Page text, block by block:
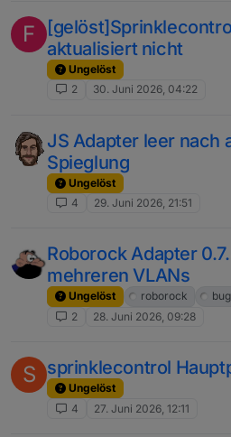
F
aktualisiert nicht
Ungelöst
2
30. Juni 2026, 04:22
JS Adapter leer nach
Spieglung
Ungelöst
4
29. Juni 2026, 21:51
Roborock Adapter
mehreren VLANs
Ungelöst roborock
bug
2
28. Juni 2026, 09:28
S sprinklecontrol
Ungelöst
4
27. Juni 2026, 12:11